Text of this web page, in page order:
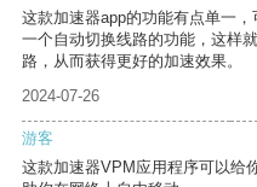
这款加速器app的功能有点单一
一个自动切换线路的功能，这样
路，从而获得更好的加速效果。
2024-07-26
游客
这款加速器VPM应用程序可以给